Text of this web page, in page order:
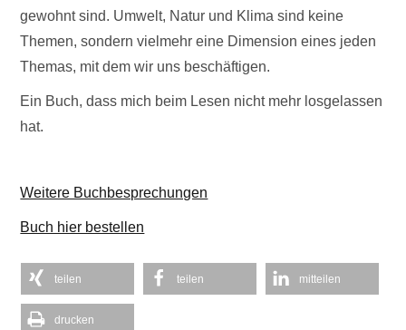
gewohnt sind. Umwelt, Natur und Klima sind keine
Themen, sondern vielmehr eine Dimension eines jeden
Themas, mit dem wir uns beschäftigen.
Ein Buch, dass mich beim Lesen nicht mehr losgelassen
hat.
Weitere Buchbesprechungen
Buch hier bestellen
teilen teilen mitteilen
drucken